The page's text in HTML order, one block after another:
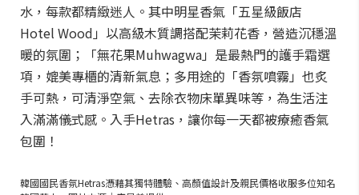
水，每款都精緻迷人。其中明星香氣「五星級飯店
Hotel Wood」以高級木質調搭配茉莉花香，營造沉穩溫
暖的氛圍；「無花果Muhwagwa」是最熱門的護手霜選
項，媲美專櫃的清新氣息；多用途的「香氛噴霧」也炙
手可熱，可清淨空氣、去除衣物床單異味等，為生活注
入滿滿儀式感。入手Hetras，讓你每一天都被療癒香氣
包圍！
韓國國民香氛Hetras憑藉其獨特體驗、高顏值設計及親民價格收服多位知名